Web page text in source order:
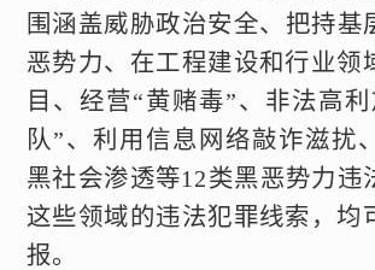
围涵盖威胁政治安全、把持基
恶势力、在工程建设和行业领
目、经营“黄赌毒”、非法高
队”、利用信息网络敲诈滋扰
黑社会渗透等12类黑恶势力违
这些领域的违法犯罪线索，均
报。